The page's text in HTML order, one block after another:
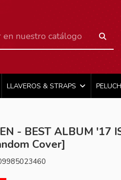
LLAVEROS & STRAPS
- BEST ALBUM '17
Cover]